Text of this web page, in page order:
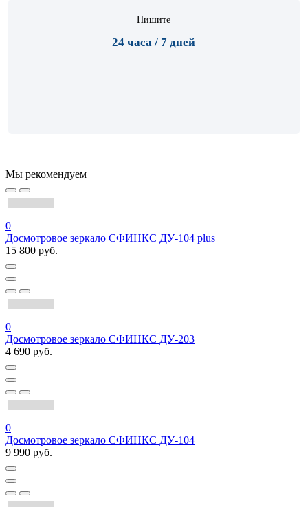
Пишите
24 часа / 7 дней
Мы рекомендуем
0
Досмотровое зеркало СФИНКС ДУ-104 plus
15 800 руб.
0
Досмотровое зеркало СФИНКС ДУ-203
4 690 руб.
0
Досмотровое зеркало СФИНКС ДУ-104
9 990 руб.